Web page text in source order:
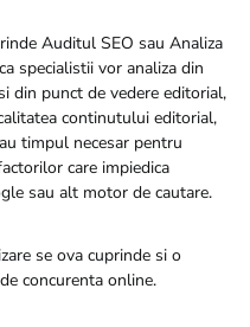
Auditul SEO sau Analiza
specialistii vor analiza din
din punct de vedere editorial,
continutului editorial,
timpul necesar pentru
care impiedica
sau alt motor de cautare.
se ova cuprinde si o
concurenta online.